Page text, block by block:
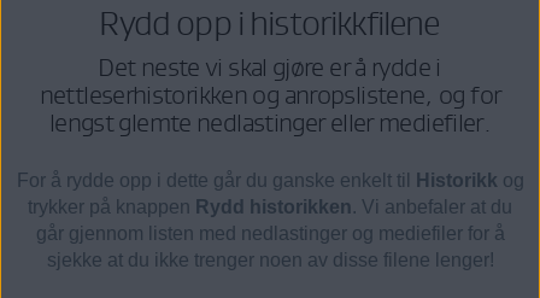
Rydd opp i historikkfilene
Det neste vi skal gjøre er å rydde i
nettleserhistorikken og anropslistene, og for
lengst glemte nedlastinger eller mediefiler.
For å rydde opp i dette går du ganske enkelt til Historikk og
trykker på knappen Rydd historikken. Vi anbefaler at du
går gjennom listen med nedlastinger og mediefiler for å
sjekke at du ikke trenger noen av disse filene lenger!